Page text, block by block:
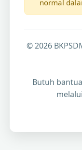
normal
© 2026
Butuh